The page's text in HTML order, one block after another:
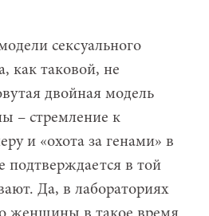
сексуального
как таковой, не
двойная модель
– стремление к
и «охота за генами» в
подтверждается в той
Да, в лабораториях